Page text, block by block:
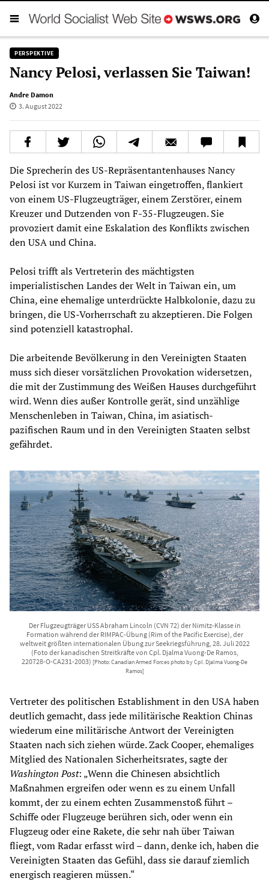
PERSPEKTIVE
Nancy Pelosi, verlassen Sie Taiwan!
Andre Damon
3. August 2022
Die Sprecherin des US-Repräsentantenhauses Nancy
Pelosi ist vor Kurzem in Taiwan eingetroffen, flankiert
von einem US-Flugzeugträger, einem Zerstörer, einem
Kreuzer und Dutzenden von F-35-Flugzeugen. Sie
provoziert damit eine Eskalation des Konflikts zwischen
den USA und China.
Pelosi trifft als Vertreterin des mächtigsten
imperialistischen Landes der Welt in Taiwan ein, um
China, eine ehemalige unterdrückte Halbkolonie, dazu zu
bringen, die US-Vorherrschaft zu akzeptieren. Die Folgen
sind potenziell katastrophal.
Die arbeitende Bevölkerung in den Vereinigten Staaten
muss sich dieser vorsätzlichen Provokation widersetzen,
die mit der Zustimmung des Weißen Hauses durchgeführt
wird. Wenn dies außer Kontrolle gerät, sind unzählige
Menschenleben in Taiwan, China, im asiatisch-
pazifischen Raum und in den Vereinigten Staaten selbst
gefährdet.
Der Flugzeugträger USS Abraham Lincoln (CVN 72) der Nimitz-Klasse in
Formation während der RIMPAC-Übung (Rim of the Pacific Exercise), der
weltweit größten internationalen Übung zur Seekriegsführung, 28. Juli 2022
(Foto der kanadischen Streitkräfte von Cpl. Djalma Vuong-De Ramos,
220728-O-CA231-2003) [Photo: Canadian Armed Forces photo by Cpl. Djalma Vuong-De
Ramos]
Vertreter des politischen Establishment in den USA haben
deutlich gemacht, dass jede militärische Reaktion Chinas
wiederum eine militärische Antwort der Vereinigten
Staaten nach sich ziehen würde. Zack Cooper, ehemaliges
Mitglied des Nationalen Sicherheitsrates, sagte der
Washington Post: „Wenn die Chinesen absichtlich
Maßnahmen ergreifen oder wenn es zu einem Unfall
kommt, der zu einem echten Zusammenstoß führt –
Schiffe oder Flugzeuge berühren sich, oder wenn ein
Flugzeug oder eine Rakete, die sehr nah über Taiwan
fliegt, vom Radar erfasst wird – dann, denke ich, haben die
Vereinigten Staaten das Gefühl, dass sie darauf ziemlich
energisch reagieren müssen.“